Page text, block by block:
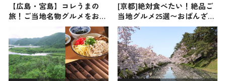
【広島・宮島】コレうまの
旅！ご当地名物グルメをお届
[京都]絶対食べたい！絶品ご
当地グルメ25選〜おばんざい
や湯豆腐、スイーツまでご紹
介！〜